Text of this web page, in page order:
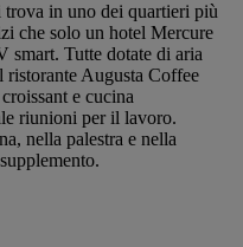
in uno dei quartieri più
che solo un hotel Mercure
Tutte dotate di aria
Augusta Coffee
e cucina
riunioni per il lavoro.
nella palestra e nella